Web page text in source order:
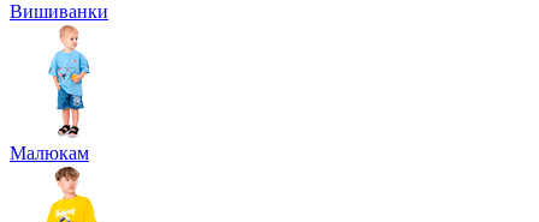
Вишиванки
Малюкам